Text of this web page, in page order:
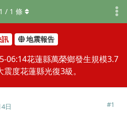
地震報告
06:14花蓮縣萬榮鄉發生規模3.7
度花蓮縣光復3級。
1 / 1 條
日 #1